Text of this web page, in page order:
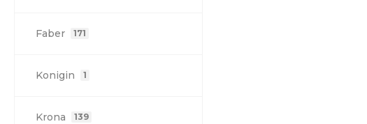
Faber 171
Konigin 1
Krona 139